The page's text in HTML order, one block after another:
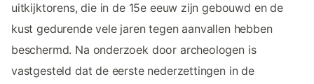
uitkijktorens, die in de 15e eeuw zijn gebouwd en de
kust gedurende vele jaren tegen aanvallen hebben
beschermd. Na onderzoek door archeologen is
vastgesteld dat de eerste nederzettingen in de